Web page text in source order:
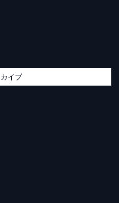
イブ